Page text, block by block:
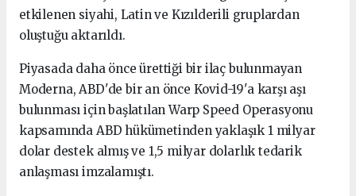
etkilenen siyahi, Latin ve Kızılderili gruplardan
oluştuğu aktarıldı.
Piyasada daha önce ürettiği bir ilaç bulunmayan
Moderna, ABD'de bir an önce Kovid-19'a karşı aşı
bulunması için başlatılan Warp Speed ​​Operasyonu
kapsamında ABD hükümetinden yaklaşık 1 milyar
dolar destek almış ve 1,5 milyar dolarlık tedarik
anlaşması imzalamıştı.